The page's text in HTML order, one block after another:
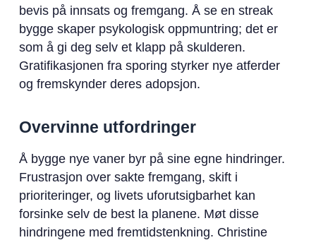
bevis på innsats og fremgang. Å se en streak
bygge skaper psykologisk oppmuntring; det er
som å gi deg selv et klapp på skulderen.
Gratifikasjonen fra sporing styrker nye atferder
og fremskynder deres adopsjon.
Overvinne utfordringer
Å bygge nye vaner byr på sine egne hindringer.
Frustrasjon over sakte fremgang, skift i
prioriteringer, og livets uforutsigbarhet kan
forsinke selv de best la planene. Møt disse
hindringene med fremtidstenkning. Christine